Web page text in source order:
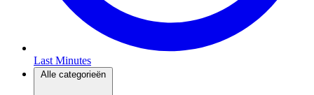
Last Minutes
Alle categorieën